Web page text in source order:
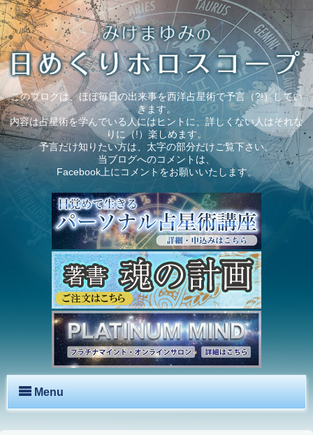
このブログは、ほぼ毎日の出来事を西洋占星術で予言（?!）してい
きます。
内容は占星術を学んでいる人にはヒントに、詳しくない人はそれな
りに（!）楽しめます。
予言だけ知りたい方は、太字の部分だけご覧下さい。
当ブログへのコメントは、
Facebook上にコメントをお願いいたします。
Menu